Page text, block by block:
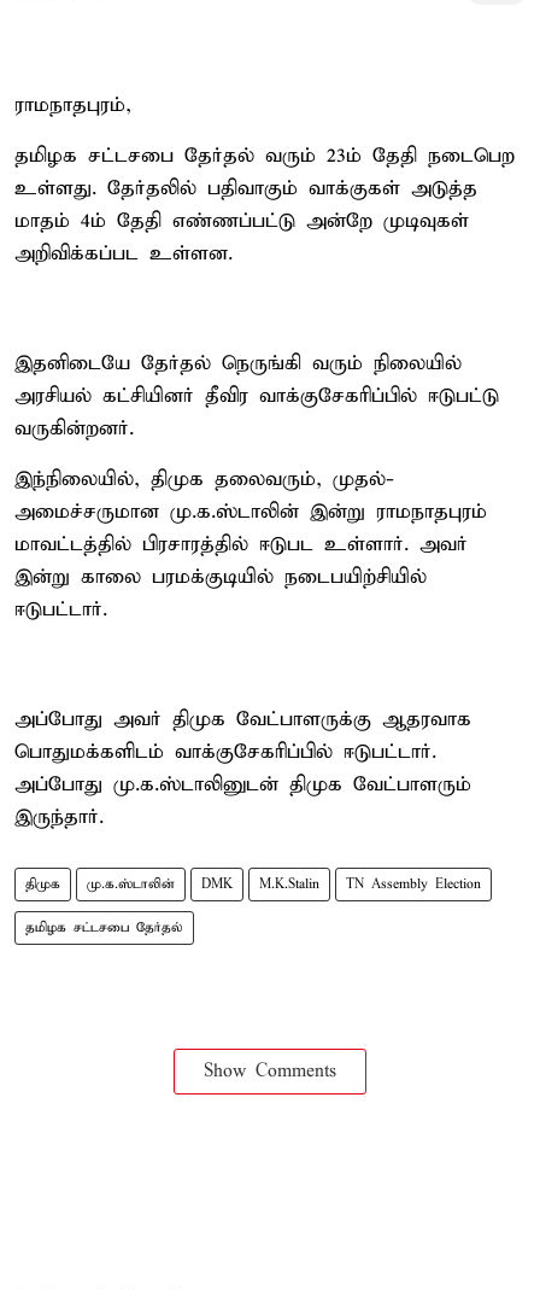
ராமநாதபுரம்,
தமிழக சட்டசபை தேர்தல் வரும் 23ம் தேதி நடைபெற
உள்ளது. தேர்தலில் பதிவாகும் வாக்குகள் அடுத்த
மாதம் 4ம் தேதி எண்ணப்பட்டு அன்றே முடிவுகள்
அறிவிக்கப்பட உள்ளன.
இதனிடையே தேர்தல் நெருங்கி வரும் நிலையில்
அரசியல் கட்சியினர் தீவிர வாக்குசேகரிப்பில் ஈடுபட்டு
வருகின்றனர்.
இந்நிலையில், திமுக தலைவரும், முதல்-
அமைச்சருமான மு.க.ஸ்டாலின் இன்று ராமநாதபுரம்
மாவட்டத்தில் பிரசாரத்தில் ஈடுபட உள்ளார். அவர்
இன்று காலை பரமக்குடியில் நடைபயிற்சியில்
ஈடுபட்டார்.
அப்போது அவர் திமுக வேட்பாளருக்கு ஆதரவாக
பொதுமக்களிடம் வாக்குசேகரிப்பில் ஈடுபட்டார்.
அப்போது மு.க.ஸ்டாலினுடன் திமுக வேட்பாளரும்
இருந்தார்.
திமுக மு.க.ஸ்டாலின் DMK M.K.Stalin TN Assembly Election
தமிழக சட்டசபை தேர்தல்
Show Comments